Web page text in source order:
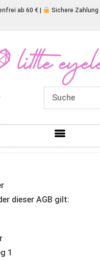
ab 60 € | Sichere Zahlung |
dieser AGB gilt:
1